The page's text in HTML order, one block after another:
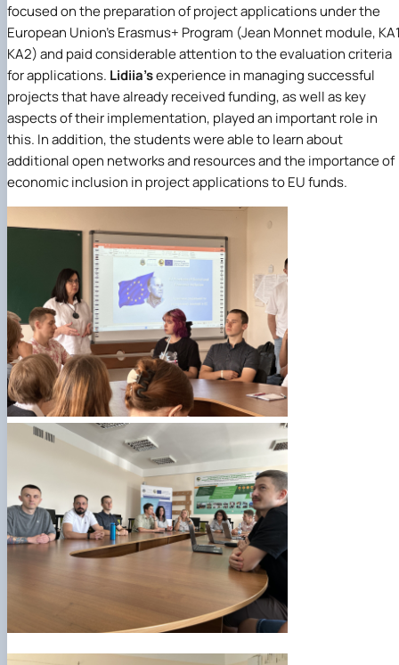
focused on the preparation of project applications under the
European Union's Erasmus+ Program (Jean Monnet module,
KA2) and paid considerable attention to the evaluation criteria
for applications. Lidiia'sexperience in managing successful
projects that have already received funding, as well as key
aspects of their implementation, played an important role in
this. In addition, the students were able to learn about
additional open networks and resources and the importance of
economic inclusion in project applications to EU funds.